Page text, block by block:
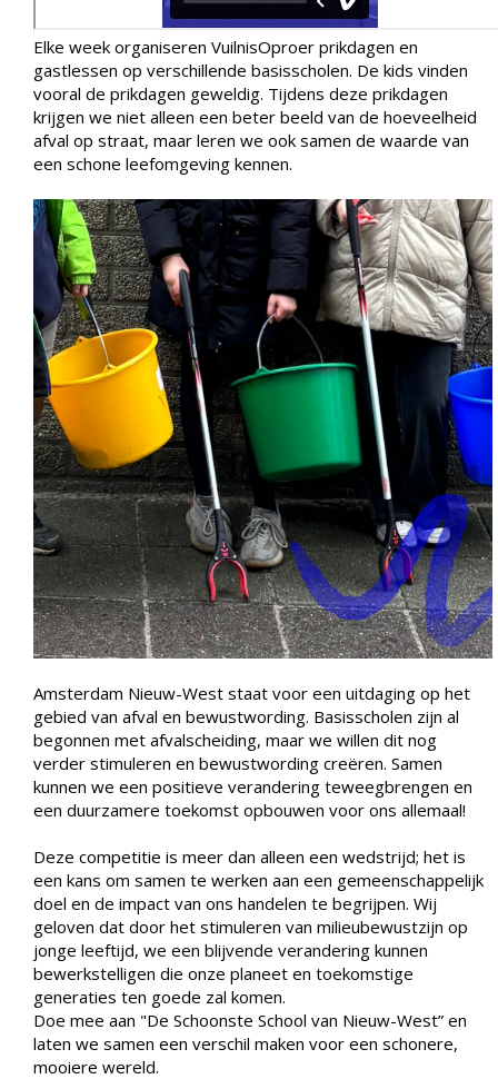
Elke week organiseren VuilnisOproer prikdagen en
gastlessen op verschillende basisscholen. De kids vinden
vooral de prikdagen geweldig. Tijdens deze prikdagen
krijgen we niet alleen een beter beeld van de hoeveelheid
afval op straat, maar leren we ook samen de waarde van
een schone leefomgeving kennen.
Amsterdam Nieuw-West staat voor een uitdaging op het
gebied van afval en bewustwording. Basisscholen zijn al
begonnen met afvalscheiding, maar we willen dit nog
verder stimuleren en bewustwording creëren. Samen
kunnen we een positieve verandering teweegbrengen en
een duurzamere toekomst opbouwen voor ons allemaal!
Deze competitie is meer dan alleen een wedstrijd; het is
een kans om samen te werken aan een gemeenschappelijk
doel en de impact van ons handelen te begrijpen. Wij
geloven dat door het stimuleren van milieubewustzijn op
jonge leeftijd, we een blijvende verandering kunnen
bewerkstelligen die onze planeet en toekomstige
generaties ten goede zal komen.
Doe mee aan "De Schoonste School van Nieuw-West” en
laten we samen een verschil maken voor een schonere,
mooiere wereld.